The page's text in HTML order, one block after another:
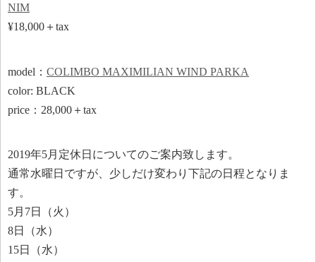
NIM
¥18,000＋tax
model： COLIMBO MAXIMILIAN WIND PARKA
color: BLACK
price：28,000＋tax
2019年5月定休日についてのご案内致します。
通常水曜日ですが、少しだけ変わり下記の日程となりま
す。
5月7日（火）
8日（水）
15日（水）